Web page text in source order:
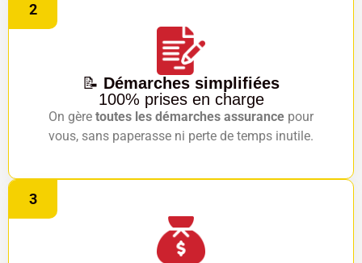
2
📝 Démarches simplifiées
100% prises en charge
On gère toutes les démarches assurance pour
vous, sans paperasse ni perte de temps inutile.
3